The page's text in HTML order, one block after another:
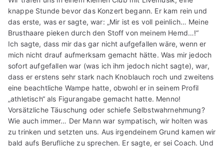
knappe Stunde bevor das Konzert begann. Er kam rein und
das erste, was er sagte, war: „Mir ist es voll peinlich… Meine
Brusthaare pieken durch den Stoff von meinem Hemd…!“
Ich sagte, dass mir das gar nicht aufgefallen wäre, wenn er
mich nicht drauf aufmerksam gemacht hätte. Was mir jedoch
sofort aufgefallen war (was ich ihm jedoch nicht sagte), war,
dass er erstens sehr stark nach Knoblauch roch und zweitens
eine beachtliche Wampe hatte, obwohl er in seinem Profil
„athletisch“ als Figurangabe gemacht hatte. Menno!
Vorsätzliche Täuschung oder schiefe Selbstwahrnehmung?
Wie auch immer… Der Mann war sympatisch, wir holten was
zu trinken und setzten uns. Aus irgendeinem Grund kamen wir
bald aufs Berufliche zu sprechen. Er sagte, er sei Coach. Und